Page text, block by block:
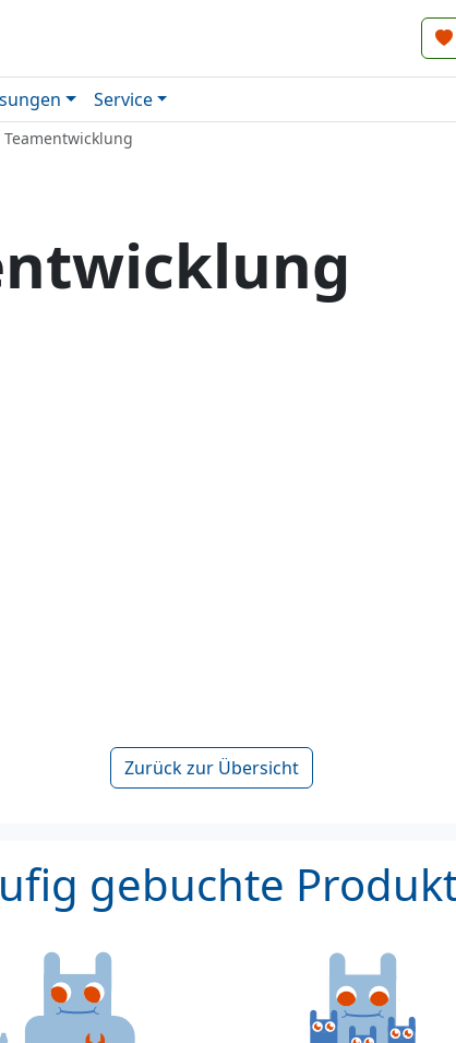
Service
Teamentwicklung
Zurück zur Übersicht
gebuchte